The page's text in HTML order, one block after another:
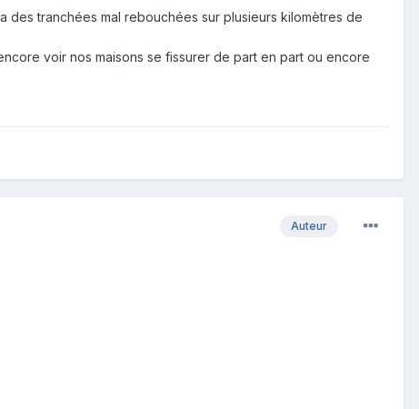
tranchées mal rebouchées sur plusieurs kilomètres de
voir nos maisons se fissurer de part en part ou encore
Auteur